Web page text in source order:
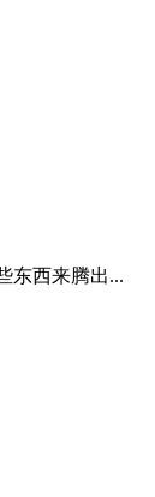
东西来腾出...